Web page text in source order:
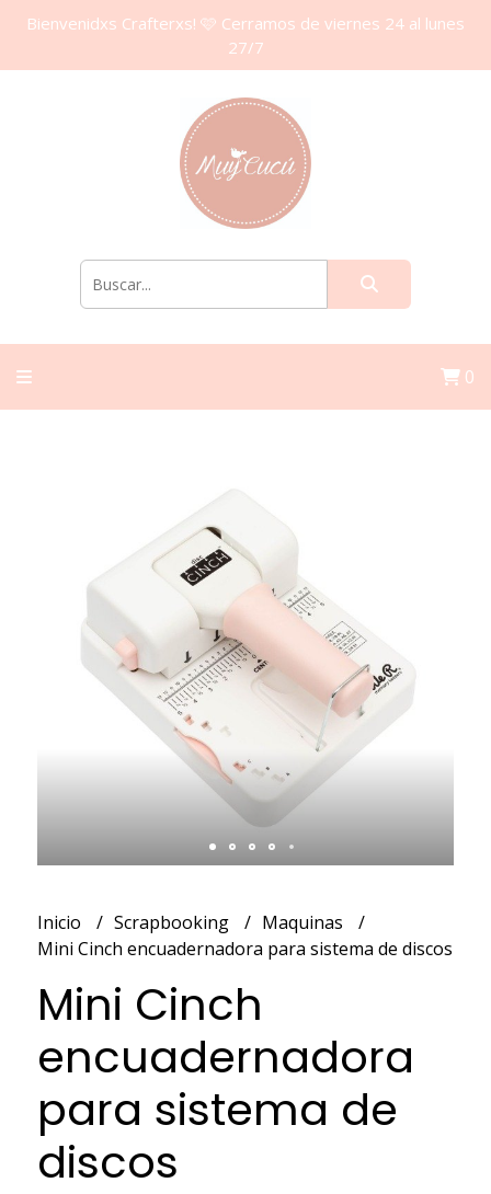
Bienvenidxs Crafterxs! 🩷 Cerramos de viernes 24 al lunes
27/7
0
Inicio Scrapbooking
Maquinas
Mini Cinch encuadernadora para sistema de discos
Mini Cinch
encuadernadora
para sistema de
discos